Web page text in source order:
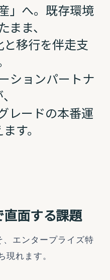
」へ。既存環境
まま、
移行を伴走支
ションパートナ
レードの本番運
す。
面する課題
エンタープライズ特
現れます。